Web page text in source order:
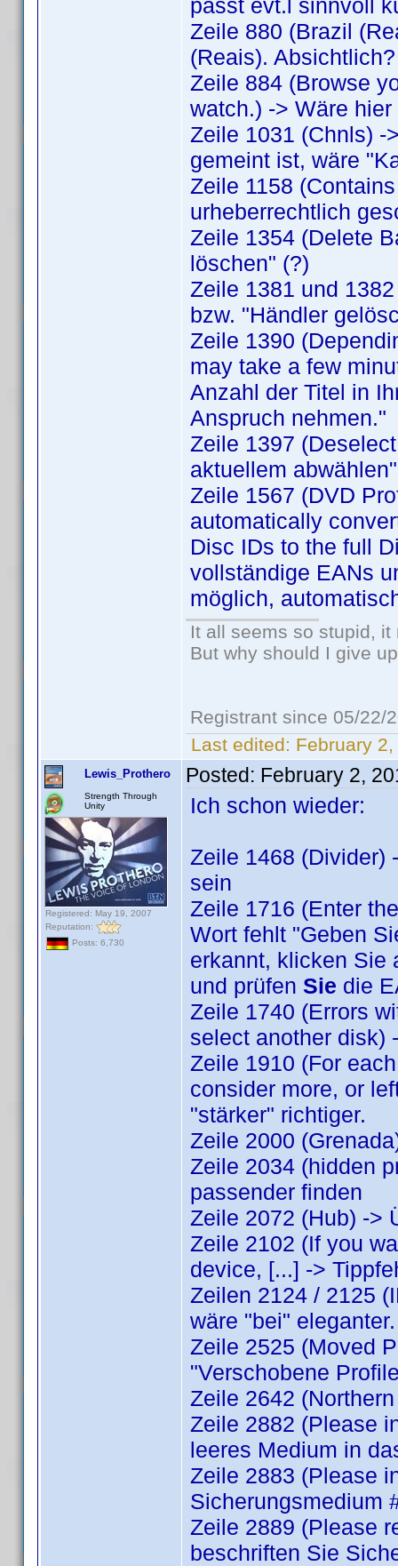
passt evt.l sinnvoll
Zeile 880 (Brazil
(Reais). Absichtlich?
Zeile 884 (Browse
watch.) -> Wäre
Zeile 1031 (Chnls) -
gemeint ist, wäre
Zeile 1158
urheberrechtlich
Zeile 1354 (Delete
löschen" (?)
Zeile 1381 und
bzw. "Händler
Zeile 1390
may take a few
Anzahl der Titel in
Anspruch nehmen."
Zeile 1397
aktuellem abwählen"
Zeile 1567 (DVD
automatically
Disc IDs to the full
vollständige EANs
möglich,
It all seems so stupid,
But why should I give
Registrant since 05/22/
Last edited: February
Lewis_Prothero
Strength Through
Unity
Registered: May 19, 2007
Reputation:
Posts: 6,730
Posted: February 2,
Ich schon wieder:
Zeile 1468 (Divider)
sein
Zeile 1716 (Enter
Wort fehlt "Geben
erkannt, klicken Sie
und prüfen Sie die
Zeile 1740 (Errors
select another disk)
Zeile 1910 (For
consider more, or
"stärker" richtiger.
Zeile 2000
Zeile 2034 (hidden
passender finden
Zeile 2072 (Hub) ->
Zeile 2102 (If you
device, [...] ->
Zeilen 2124 / 2125
wäre "bei" eleganter.
Zeile 2525 (Moved
"Verschobene
Zeile 2642
Zeile 2882 (Please
leeres Medium in
Zeile 2883 (Please
Sicherungsmedium
Zeile 2889 (Please
beschriften Sie